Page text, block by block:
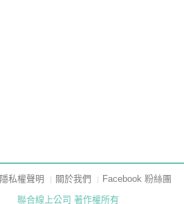
隱私權聲明 關於我們
Facebook 粉絲團
聯合線上公司 著作權所有